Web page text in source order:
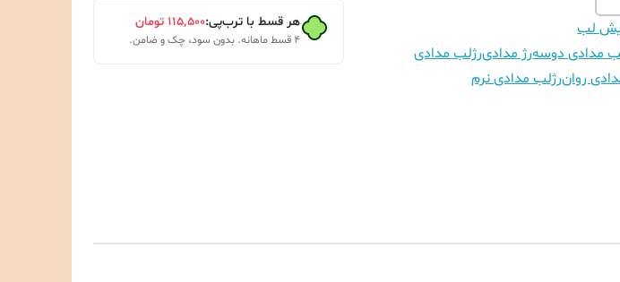
لب
مدادی دوسهرژ مدادیرژلب مدادی
روانرژلب مدادی نرم
هر قسط با ترب‌پی:۱۱۵٬۵۰۰ تومان
۴ قسط ماهانه. بدون سود، چک و ضامن.